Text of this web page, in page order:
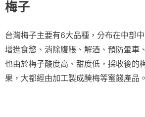
梅子
台灣梅子主要有6大品種，分布在中部
增進食慾、消除腹脹、解酒、預防暈車
也由於梅子酸度高、甜度低，採收後的
果，大都經由加工製成醃梅等蜜餞產品。